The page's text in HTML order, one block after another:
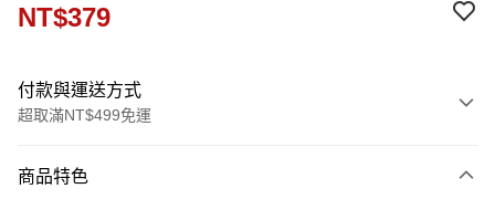
NT$379
付款與運送方式
超取滿NT$499免運
信用卡一次付款
商品特色